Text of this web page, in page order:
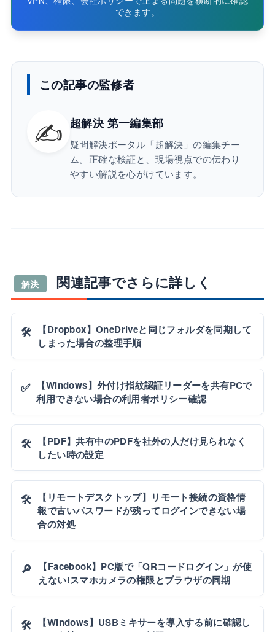
できます。
この記事の監修者
✍️ 超解決 第一編集部
疑問解決ポータル「超解決」の編集チー
ム。正確な検証と、現場視点での伝わり
やすい解説を心がけています。
解決 関連記事でさらに詳しく
🛠️
【Dropbox】OneDriveと同じフォルダを同期して
しまった場合の整理手順
✅
【Windows】外付け指紋認証リーダーを共有PCで
利用できない場合の利用者ポリシー確認
🛠️
【PDF】共有中のPDFを社外の人だけ見られなく
したい時の設定
🛠️
【リモートデスクトップ】リモート接続の資格情
報で古いパスワードが残ってログインできない場
合の対処
🔎
【Facebook】PC版で「QRコードログイン」が使
えない!スマホカメラの権限とブラウザの同期
🛠️
【Windows】USBミキサーを導入する前に確認し